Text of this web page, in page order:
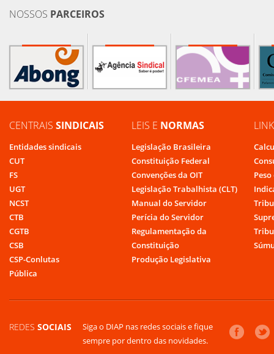
NOSSOS PARCEIROS
CENTRAIS SINDICAIS
Entidades sindicais
CUT
FS
UGT
NCST
CTB
CGTB
CSB
CSP-Conlutas
Pública
LEIS E NORMAS
Legislação Brasileira
Constituição Federal
Convenções da OIT
Legislação Trabalhista (CLT)
Manual do Servidor
Perícia do Servidor
Regulamentação da
Constituição
Produção Legislativa
REDES SOCIAIS
Siga o DIAP nas redes sociais e fique
sempre por dentro das novidades.